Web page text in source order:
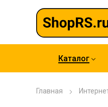
Каталог
Главная